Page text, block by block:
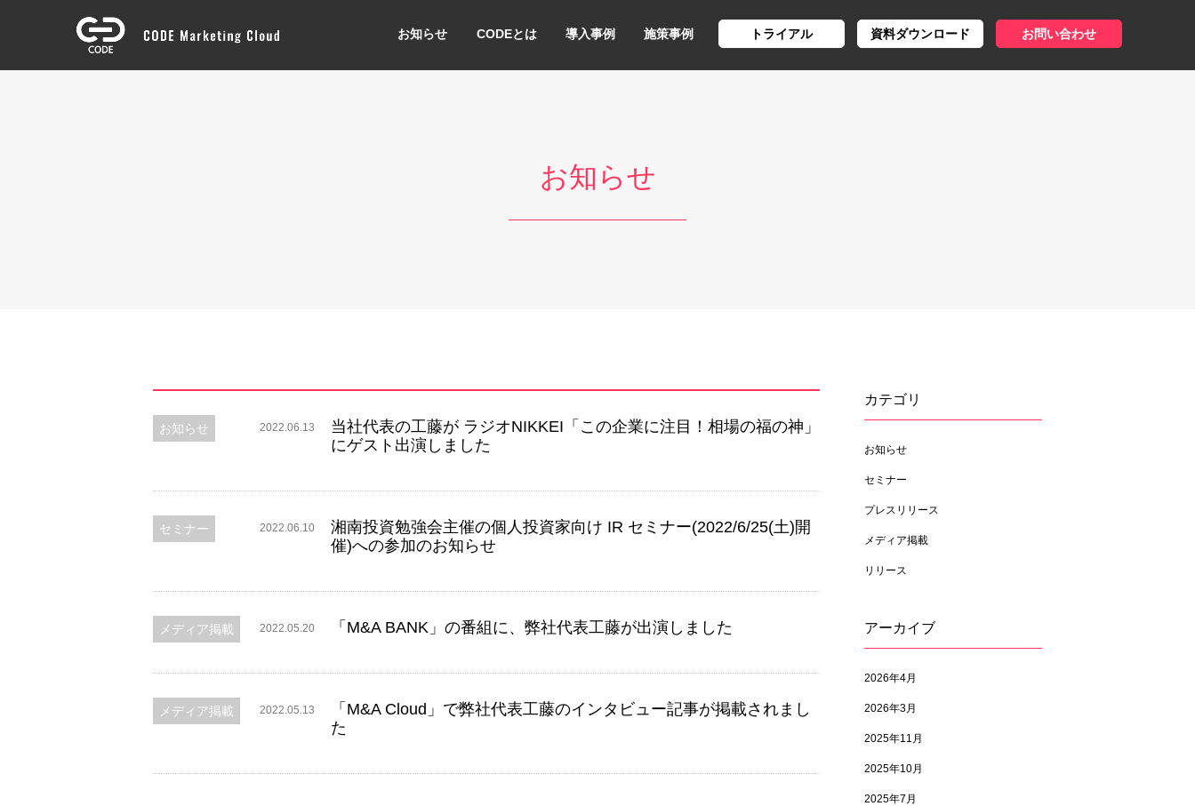
お知らせ CODEとは 導入事例 施策事例 トライアル 資料ダウンロード お問い合わせ
お知らせ
お知らせ 2022.06.13
当社代表の工藤が ラジオNIKKEI「この企業に注目！相場の福の神」
にゲスト出演しました
セミナー 2022.06.10
湘南投資勉強会主催の個人投資家向け IR セミナー(2022/6/25(土)開
催)への参加のお知らせ
メディア掲載 2022.05.20 「M&A BANK」の番組に、弊社代表工藤が出演しました
メディア掲載 2022.05.13
「M&A Cloud」で弊社代表工藤のインタビュー記事が掲載されまし
た
カテゴリ
お知らせ
セミナー
プレスリリース
メディア掲載
リリース
アーカイブ
2026年4月
2026年3月
2025年11月
2025年10月
2025年7月